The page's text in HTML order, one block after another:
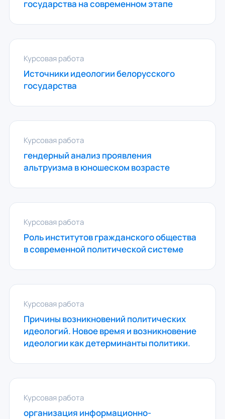
государства на современном этапе
Курсовая работа
Источники идеологии белорусского
государства
Курсовая работа
гендерный анализ проявления
альтруизма в юношеском возрасте
Курсовая работа
Роль институтов гражданского общества
в современной политической системе
Курсовая работа
Причины возникновений политических
идеологий. Новое время и возникновение
идеологии как детерминанты политики.
Курсовая работа
организация информационно-